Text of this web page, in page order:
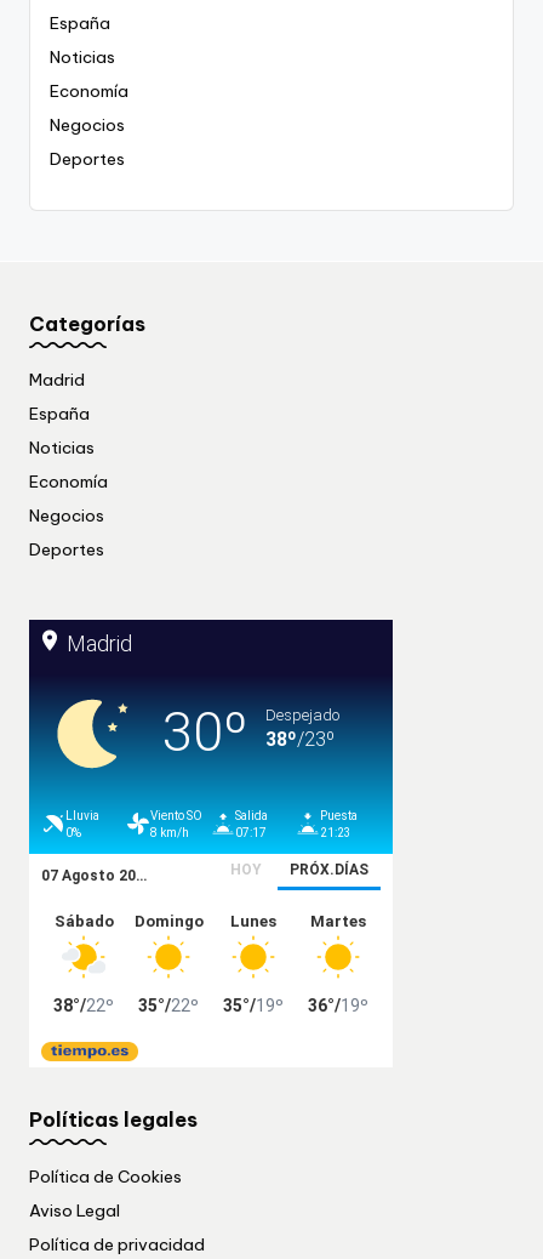
España
Noticias
Economía
Negocios
Deportes
Categorías
Madrid
España
Noticias
Economía
Negocios
Deportes
Políticas legales
Política de Cookies
Aviso Legal
Política de privacidad